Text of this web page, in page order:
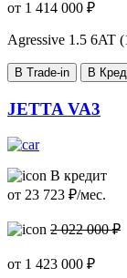
от 1 414 000 ₽
Agressive 1.5 6AT
В Trade-in В
JETTA VA3
В кредит
от 23 723 ₽/мес.
2 022 000 ₽
от 1 423 000 ₽